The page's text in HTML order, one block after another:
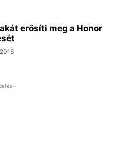
erősíti meg a Honor
-